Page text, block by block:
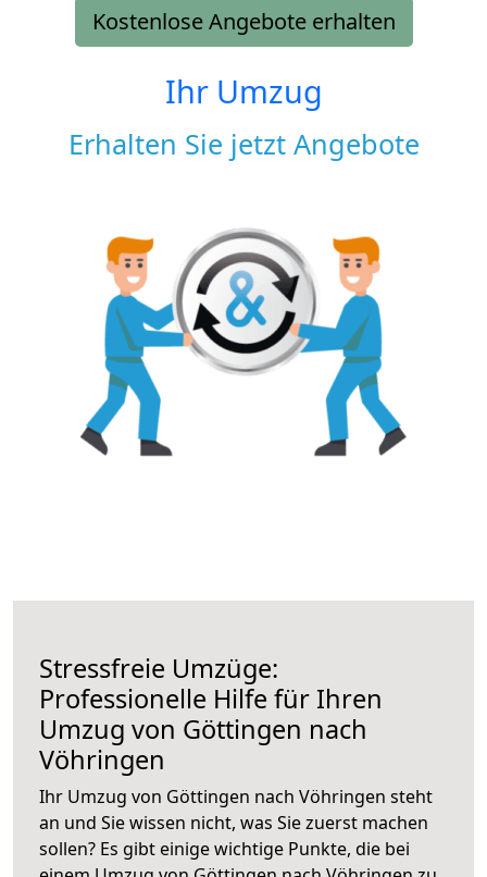
Kostenlose Angebote erhalten
Ihr Umzug
Erhalten Sie jetzt Angebote
Stressfreie Umzüge:
Professionelle Hilfe für Ihren
Umzug von Göttingen nach
Vöhringen
Ihr Umzug von Göttingen nach Vöhringen steht
an und Sie wissen nicht, was Sie zuerst machen
sollen? Es gibt einige wichtige Punkte, die bei